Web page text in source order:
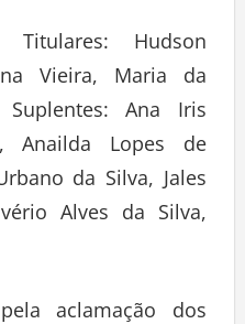
Hudson
Vieira, Maria da
Suplentes: Ana Iris
Anailda Lopes de
da Silva, Jales
Alves da Silva,
aclamação dos